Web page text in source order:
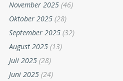
November 2025 (46)
Oktober 2025 (28)
September 2025 (32)
August 2025 (13)
Juli 2025 (28)
Juni 2025 (24)